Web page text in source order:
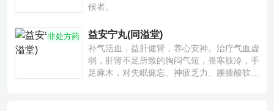
候者。
非处方药 益安宁丸(同溢堂)
补气活血，益肝健肾，养心安神。治疗气血虚
弱，肝肾不足所致的胸闷气短，畏寒肢冷，手
足麻木，对失眠健忘、神疲乏力、腰膝酸软也